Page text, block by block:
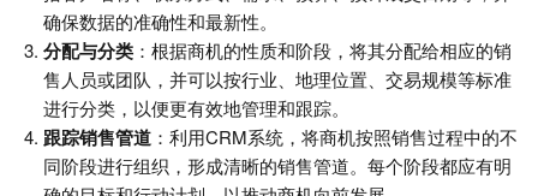
确保数据的准确性和最新性。
分配与分类 ：根据商机的性质和阶段，将其分配给相应的销
售人员或团队，并可以按行业、地理位置、交易规模等标准
进行分类，以便更有效地管理和跟踪。
跟踪销售管道 ：利用CRM系统，将商机按照销售过程中的不
同阶段进行组织，形成清晰的销售管道。每个阶段都应有明